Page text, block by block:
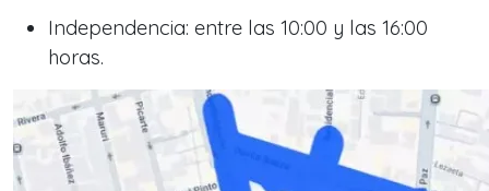
Independencia: entre las 10:00 y las 16:00
horas.